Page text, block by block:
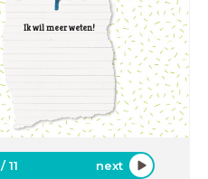
Ik wil meer weten!
/11 next